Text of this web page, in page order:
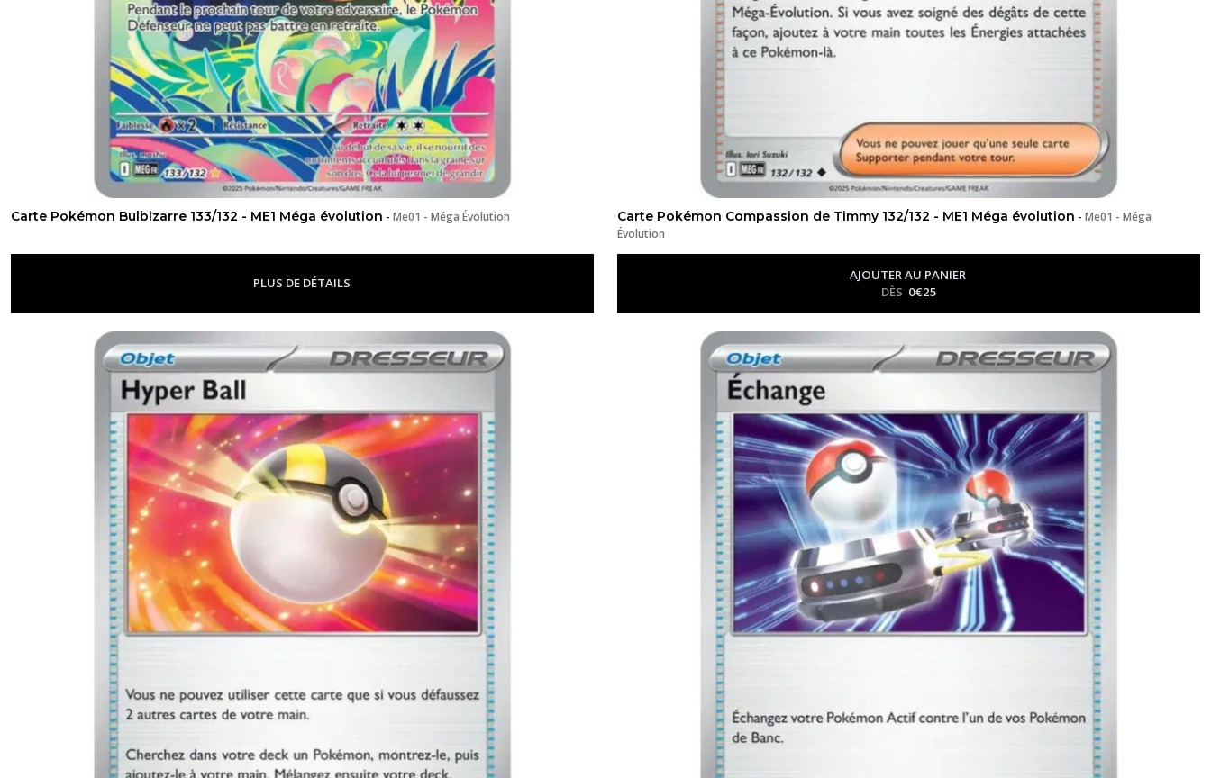
Carte Pokémon Bulbizarre 133/132 - ME1 Méga évolution - Me01 - Méga Évolution
PLUS DE DÉTAILS
Carte Pokémon Compassion de Timmy 132/132 - ME1 Méga évolution -Me01 - Méga
Évolution
AJOUTER AU PANIER
DÈS 0€25